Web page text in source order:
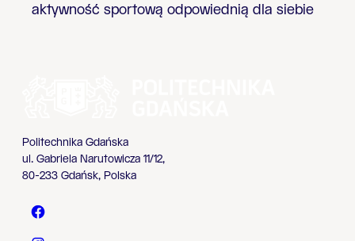
aktywność sportową odpowiednią dla siebie
Politechnika Gdańska
ul. Gabriela Narutowicza 11/12,
80-233 Gdańsk, Polska
Politechnika Gdańska - Facebook